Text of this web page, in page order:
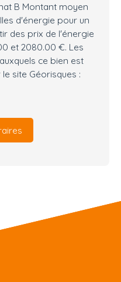
B Montant moyen
d'énergie pour un
des prix de l'énergie
et 2080.00 €. Les
ce bien est
site Géorisques :